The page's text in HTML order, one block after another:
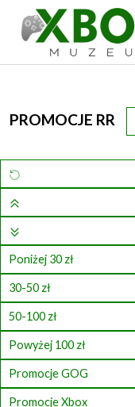
PROMOCJE RR
Poniżej 30 zł
30-50 zł
50-100 zł
Powyżej 100 zł
Promocje GOG
Promocje Xbox